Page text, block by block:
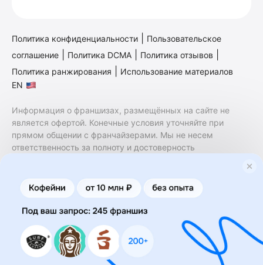
Политика конфиденциальности
Пользовательское
соглашение
Политика DCMA Политика отзывов
Политика ранжирования
Использование материалов
EN
Информация о франшизах, размещённых на сайте не
является офертой. Конечные условия уточняйте при
прямом общении с франчайзерами. Мы не несем
ответственность за полноту и достоверность
финансовые услуги. Заключение договоров
коммерческой концессии (франчайзинга) осуществляется
правообладателями/их представителями. Бизнесменс.ру
не является посредником или представителем
правообладателя и не несет ответственность за условия
предоставления франшизы и действия лиц,
осуществленные на основании информации, имеющейся